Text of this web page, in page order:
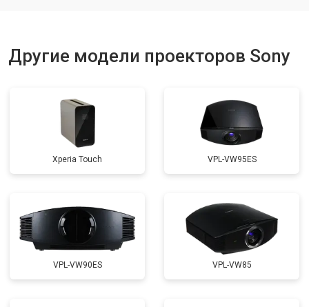
Другие модели проекторов Sony
Xperia Touch VPL-VW95ES
VPL-VW90ES VPL-VW85